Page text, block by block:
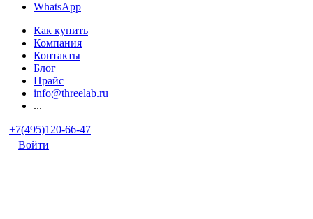
WhatsApp
Как купить
Компания
Контакты
Блог
Прайс
info@threelab.ru
...
+7(495)120-66-47
Войти